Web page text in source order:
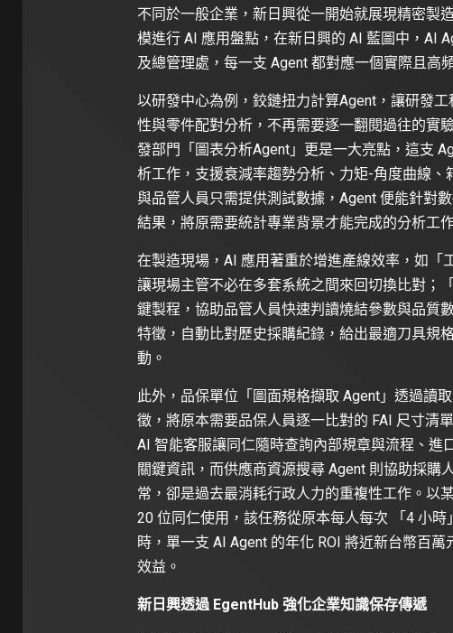
不同於一般企業，新日興從一開始就展現精密製
模進行 AI 應用盤點，在新日興的 AI 藍圖中，AI
及總管理處，每一支 Agent 都對應一個實際且高
以研發中心為例，鉸鏈扭力計算Agent，讓研發
性與零件配對分析，不再需要逐一翻閱過往的實
發部門「圖表分析Agent」更是一大亮點，這支
析工作，支援衰減率趨勢分析、力矩-角度曲線
與品管人員只需提供測試數據，Agent 便能針對
結果，將原需要統計專業背景才能完成的分析工
在製造現場，AI 應用著重於增進產線效率，如「
讓現場主管不必在多套系統之間來回切換比對；
鍵製程，協助品管人員快速判讀燒結參數與品質
特徵，自動比對歷史採購紀錄，給出最適刀具規
動。
此外，品保單位「圖面規格擷取 Agent」透過讀
徵，將原本需要品保人員逐一比對的 FAI 尺寸清
AI 智能客服讓同仁隨時查詢內部規章與流程、進
關鍵資訊，而供應商資源搜尋 Agent 則協助採購
常，卻是過去最消耗行政人力的重複性工作。以
20 位同仁使用，該任務從原本每人每次 「4 小
時，單一支 AI Agent 的年化 ROI 將近新台幣百
效益。
新日興透過 EgentHub 強化企業知識保存傳遞